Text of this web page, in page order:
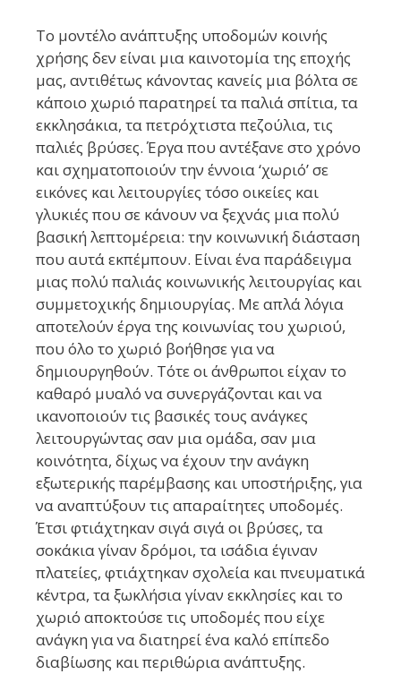
Το μοντέλο ανάπτυξης υποδομών κοινής
χρήσης δεν είναι μια καινοτομία της εποχής
μας, αντιθέτως κάνοντας κανείς μια βόλτα σε
κάποιο χωριό παρατηρεί τα παλιά σπίτια, τα
εκκλησάκια, τα πετρόχτιστα πεζούλια, τις
παλιές βρύσες. Έργα που αντέξανε στο χρόνο
και σχηματοποιούν την έννοια ‘χωριό’ σε
εικόνες και λειτουργίες τόσο οικείες και
γλυκιές που σε κάνουν να ξεχνάς μια πολύ
βασική λεπτομέρεια: την κοινωνική διάσταση
που αυτά εκπέμπουν. Είναι ένα παράδειγμα
μιας πολύ παλιάς κοινωνικής λειτουργίας και
συμμετοχικής δημιουργίας. Με απλά λόγια
αποτελούν έργα της κοινωνίας του χωριού,
που όλο το χωριό βοήθησε για να
δημιουργηθούν. Τότε οι άνθρωποι είχαν το
καθαρό μυαλό να συνεργάζονται και να
ικανοποιούν τις βασικές τους ανάγκες
λειτουργώντας σαν μια ομάδα, σαν μια
κοινότητα, δίχως να έχουν την ανάγκη
εξωτερικής παρέμβασης και υποστήριξης, για
να αναπτύξουν τις απαραίτητες υποδομές.
Έτσι φτιάχτηκαν σιγά σιγά οι βρύσες, τα
σοκάκια γίναν δρόμοι, τα ισάδια έγιναν
πλατείες, φτιάχτηκαν σχολεία και πνευματικά
κέντρα, τα ξωκλήσια γίναν εκκλησίες και το
χωριό αποκτούσε τις υποδομές που είχε
ανάγκη για να διατηρεί ένα καλό επίπεδο
διαβίωσης και περιθώρια ανάπτυξης.